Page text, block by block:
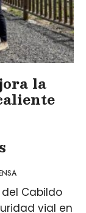
la
del Cabildo
vial en